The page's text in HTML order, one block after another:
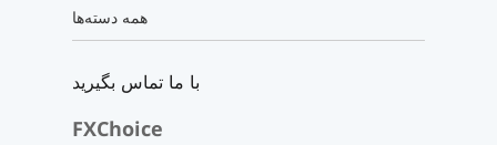
همه دسته‌ها
با ما تماس بگیرید
FXChoice